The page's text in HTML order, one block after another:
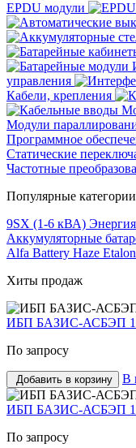
EPDU модули
управления
Кабели, крепления
Модули
Программное
Статические
Частотные
Популярные категории
9SX (1-6 кВА) Энергия
Аккумуляторные
Alfa Battery Haze Etalon
Хиты продаж
ИБП БАЗИС-АСБЭП
По запросу
Добавить в корзину В
ИБП БАЗИС-АСБЭП
По запросу